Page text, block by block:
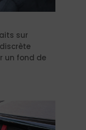
sur
un fond de